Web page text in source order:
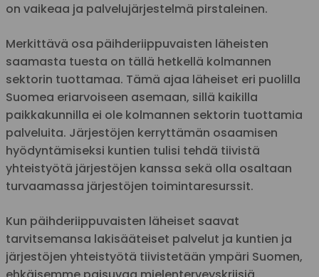
on vaikeaa ja palvelujärjestelmä pirstaleinen.
Merkittävä osa päihderiippuvaisten läheisten
saamasta tuesta on tällä hetkellä kolmannen
sektorin tuottamaa. Tämä ajaa läheiset eri puolilla
Suomea eriarvoiseen asemaan, sillä kaikilla
paikkakunnilla ei ole kolmannen sektorin tuottamia
palveluita. Järjestöjen kerryttämän osaamisen
hyödyntämiseksi kuntien tulisi tehdä tiivistä
yhteistyötä järjestöjen kanssa sekä olla osaltaan
turvaamassa järjestöjen toimintaresurssit.
Kun päihderiippuvaisten läheiset saavat
tarvitsemansa lakisääteiset palvelut ja kuntien ja
järjestöjen yhteistyötä tiivistetään ympäri Suomen,